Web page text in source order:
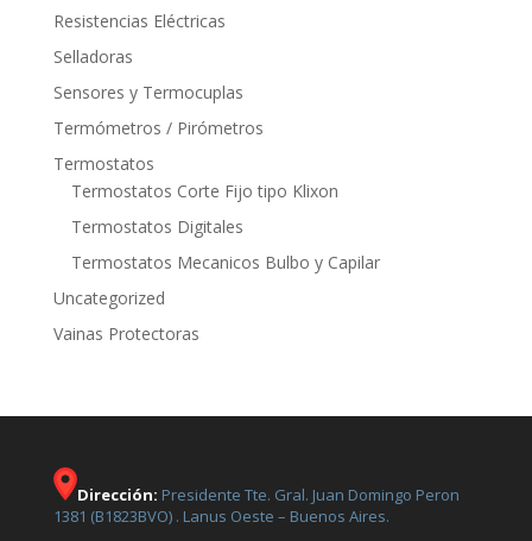
Resistencias Eléctricas
Selladoras
Sensores y Termocuplas
Termómetros / Pirómetros
Termostatos
Termostatos Corte Fijo tipo Klixon
Termostatos Digitales
Termostatos Mecanicos Bulbo y Capilar
Uncategorized
Vainas Protectoras
Dirección: Presidente Tte. Gral. Juan Domingo Peron
1381 (B1823BVO) . Lanus Oeste – Buenos Aires.